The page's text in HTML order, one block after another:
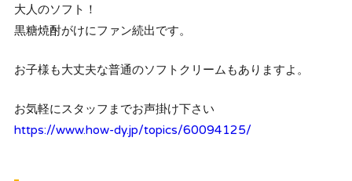
大人のソフト！
黒糖焼酎がけにファン続出です。
お子様も大丈夫な普通のソフトクリームもありますよ。
お気軽にスタッフまでお声掛け下さい
https://www.how-dy.jp/topics/60094125/